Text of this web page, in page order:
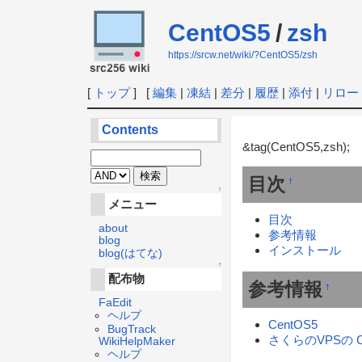
CentOS5 / zsh
https://srcw.net/wiki/?CentOS5/zsh
[ トップ] [ 編集| 凍結| 差分 | 履歴| 添付| リロー
&tag(CentOS5,zsh);
目次 †
目次
参考情報
インストール
参考情報 †
CentOS5
さくらのVPSの
Contents
↑
メニュー
about
blog
blog(はてな)
↑
配布物
FaEdit
ヘルプ
BugTrack
WikiHelpMaker
ヘルプ